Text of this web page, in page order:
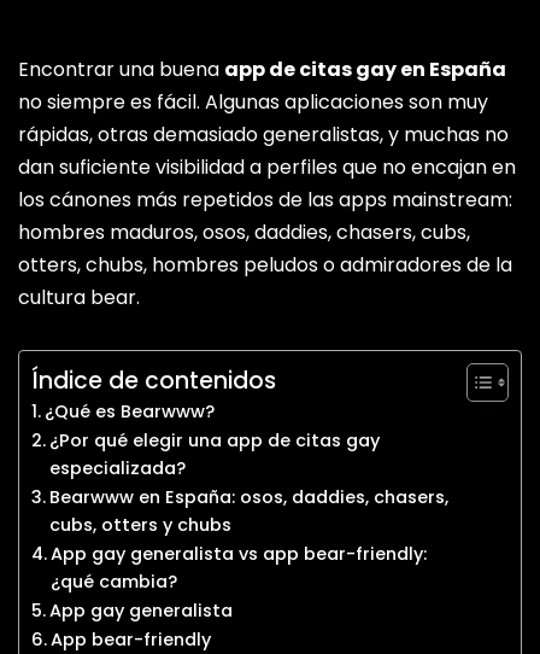
Encontrar una buena app de citas gay en España
no siempre es fácil. Algunas aplicaciones son muy
rápidas, otras demasiado generalistas, y muchas no
dan suficiente visibilidad a perfiles que no encajan en
los cánones más repetidos de las apps mainstream:
hombres maduros, osos, daddies, chasers, cubs,
otters, chubs, hombres peludos o admiradores de la
cultura bear.
Índice de contenidos
¿Qué es Bearwww?
¿Por qué elegir una app de citas gay
especializada?
Bearwww en España: osos, daddies, chasers,
cubs, otters y chubs
App gay generalista vs app bear-friendly:
¿qué cambia?
App gay generalista
App bear-friendly